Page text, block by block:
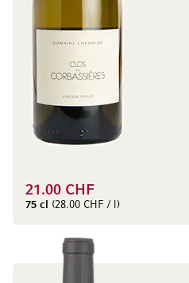
21.00 CHF
75 cl (28.00 CHF / l)